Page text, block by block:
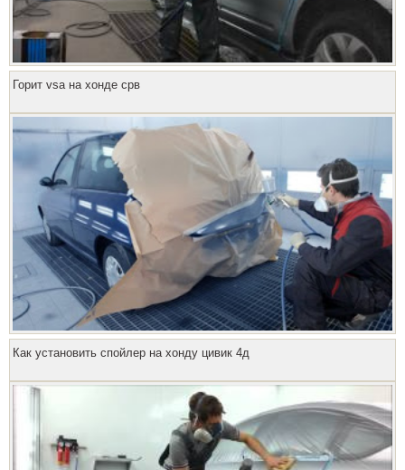
Горит vsa на хонде срв
Как установить спойлер на хонду цивик 4д